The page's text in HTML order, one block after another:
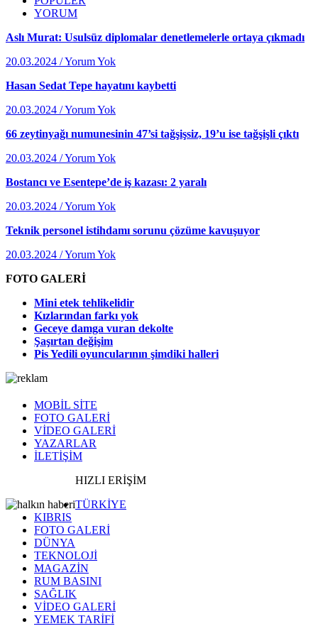
YORUM
Aslı Murat: Usulsüz diplomalar denetlemelerle ortaya çıkmadı
20.03.2024 / Yorum Yok
Hasan Sedat Tepe hayatını kaybetti
20.03.2024 / Yorum Yok
66 zeytinyağı numunesinin 47’si tağşişsiz, 19’u ise tağşişli çıktı
20.03.2024 / Yorum Yok
Bostancı ve Esentepe’de iş kazası: 2 yaralı
20.03.2024 / Yorum Yok
Teknik personel istihdamı sorunu çözüme kavuşuyor
20.03.2024 / Yorum Yok
FOTO GALERİ
Mini etek tehlikelidir
Kızlarından farkı yok
Geceye damga vuran dekolte
Şaşırtan değişim
Pis Yedili oyuncularının şimdiki halleri
MOBİL SİTE
FOTO GALERİ
VİDEO GALERİ
YAZARLAR
İLETİŞİM
HIZLI ERİŞİM
TÜRKİYE
KIBRIS
FOTO GALERİ
DÜNYA
TEKNOLOJİ
MAGAZİN
RUM BASINI
SAĞLIK
VİDEO GALERİ
YEMEK TARİFİ